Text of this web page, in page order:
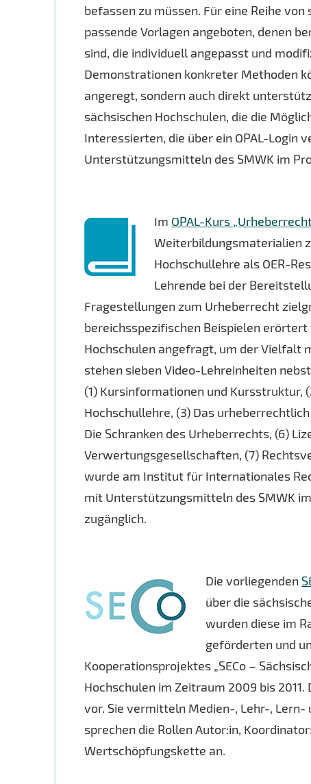
befassen zu müssen. Für eine Reihe
passende Vorlagen angeboten, denen
sind, die individuell angepasst und
Demonstrationen konkreter Methoden
angeregt, sondern auch direkt
sächsischen Hochschulen, die die
Interessierten, die über ein OPAL-Login
Unterstützungsmitteln des SMWK im
Im OPAL-Kurs
Weiterbildungsmaterialien
Hochschullehre als OER-
Lehrende bei der
Fragestellungen zum Urheberrecht
bereichsspezifischen Beispielen
Hochschulen angefragt, um der Vielfalt
stehen sieben Video-Lehreinheiten
(1) Kursinformationen und Kursstruktur,
Hochschullehre, (3) Das
Die Schranken des Urheberrechts, (6)
Verwertungsgesellschaften, (7)
wurde am Institut für Internationales
mit Unterstützungsmitteln des SMWK
zugänglich.
Die vorliegenden
über die
wurden diese im
geförderten und
Kooperationsprojektes „SECo –
Hochschulen im Zeitraum 2009 bis
vor. Sie vermitteln Medien-, Lehr-,
sprechen die Rollen Autor:in,
Wertschöpfungskette an.